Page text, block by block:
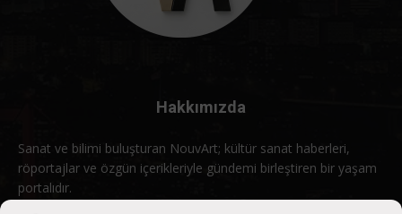
Hakkımızda
Sanat ve bilimi buluşturan NouvArt; kültür sanat haberleri,
röportajlar ve özgün içerikleriyle gündemi birleştiren bir yaşam
portalıdır.